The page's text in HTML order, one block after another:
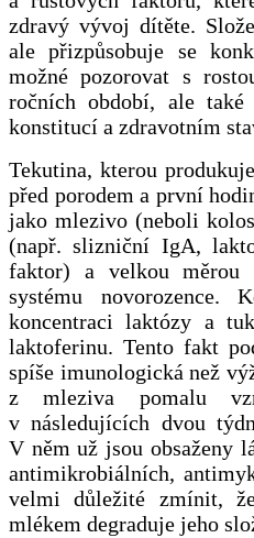
zdravý vývoj dítěte.
ale přizpůsobuje se
možné pozorovat s
ročních období, ale
konstitucí a zdravotním
Tekutina, kterou
před porodem a první
jako mlezivo (neboli
(např. slizniční IgA,
faktor) a velkou
systému novorozence.
koncentraci laktózy a
laktoferinu. Tento fakt
spíše imunologická než
z mleziva pomalu
v následujících dvou
V něm už jsou obsaženy
antimikrobiálních,
velmi důležité zmínit,
mlékem degraduje jeho